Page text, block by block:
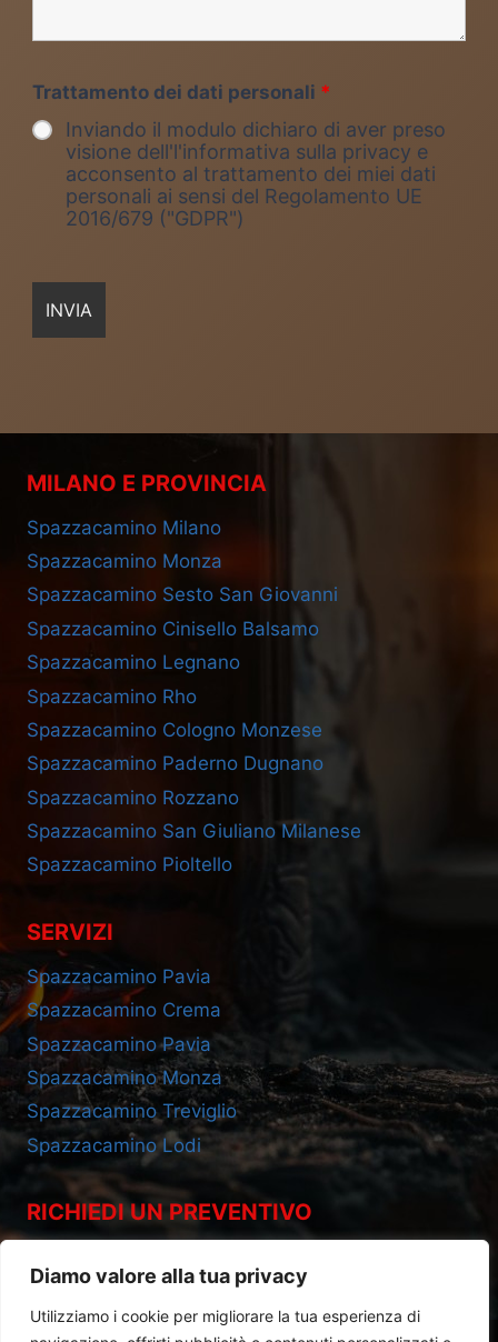
Diamo valore alla tua privacy
Utilizziamo i cookie per migliorare la tua esperienza di
Trattamento dei dati personali *
Inviando il modulo dichiaro di aver preso
visione dell'l'informativa sulla privacy e
acconsento al trattamento dei miei dati
personali ai sensi del Regolamento UE
2016/679 ("GDPR")
MILANO E PROVINCIA
Spazzacamino Milano
Spazzacamino Monza
Spazzacamino Sesto San Giovanni
Spazzacamino Cinisello Balsamo
Spazzacamino Legnano
Spazzacamino Rho
Spazzacamino Cologno Monzese
Spazzacamino Paderno Dugnano
Spazzacamino Rozzano
Spazzacamino San Giuliano Milanese
Spazzacamino Pioltello
SERVIZI
Spazzacamino Pavia
Spazzacamino Crema
Spazzacamino Pavia
Spazzacamino Monza
Spazzacamino Treviglio
Spazzacamino Lodi
RICHIEDI UN PREVENTIVO
Cell 393.2685695